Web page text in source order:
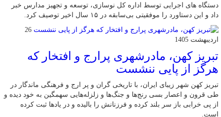
دستگاه های اجرایی توسط اداره کل نوسازی، توسعه و تجهیز مدارس خبر
داد و این دستاورد را موفقیتی بی‌سابقه در ۱۵ سال اخیر توصیف کرد.
26
اردیبهشت 1405
تبریز کهن، مادرشهری پرارج و افتخار که
هرگز از پایی ننشست
تبریز کهن شهر زیبای ایران، با تاریخی گران و پر ارج و فرهنگی ماندگار در
طی قرون و اعصار بسی رنج‌ها و جنگ‌ها و زلزله‌هایی سهمگین به خود دیده و
از پی خرابی باز سر بلند کرده و فرزنانش را بالیده و در یادها ثبت کرده
است.